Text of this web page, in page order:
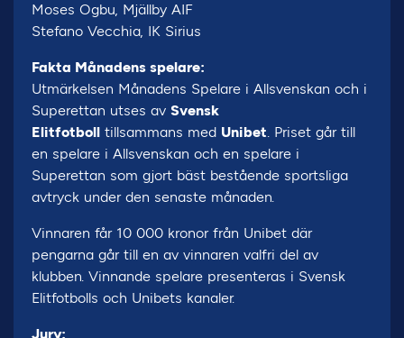
Moses Ogbu, Mjällby AIF
Stefano Vecchia, IK Sirius
Fakta Månadens spelare:
Utmärkelsen Månadens Spelare i Allsvenskan och i
Superettan utses av Svensk
Elitfotboll tillsammans med Unibet. Priset går till
en spelare i Allsvenskan och en spelare i
Superettan som gjort bäst bestående sportsliga
avtryck under den senaste månaden.
Vinnaren får 10 000 kronor från Unibet där
pengarna går till en av vinnaren valfri del av
klubben. Vinnande spelare presenteras i Svensk
Elitfotbolls och Unibets kanaler.
Jury: